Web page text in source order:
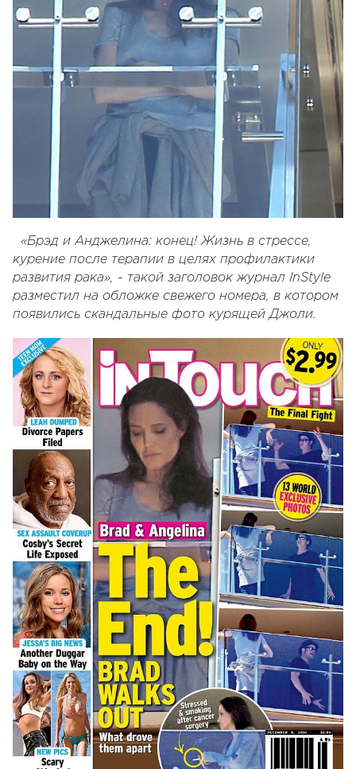
«Брэд и Анджелина: конец! Жизнь в стрессе,
курение после терапии в целях профилактики
развития рака», - такой заголовок журнал InStyle
разместил на обложке свежего номера, в котором
появились скандальные фото курящей Джоли.